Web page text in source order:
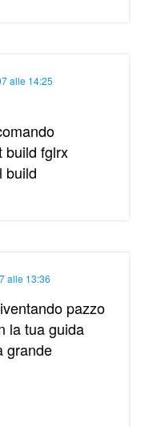
alle 14:25
build fglrx
build
alle 13:36
pazzo
la tua guida
grande